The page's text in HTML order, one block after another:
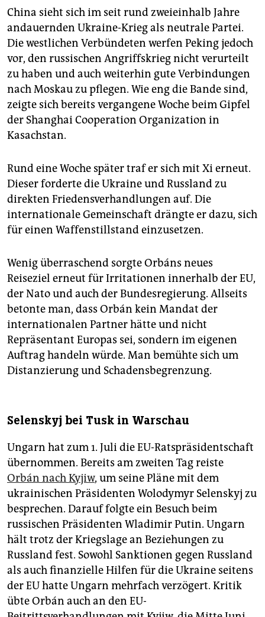
China sieht sich im seit rund zweieinhalb Jahre
andauernden Ukraine-Krieg als neutrale Partei.
Die westlichen Verbündeten werfen Peking jedoch
vor, den russischen Angriffskrieg nicht verurteilt
zu haben und auch weiterhin gute Verbindungen
nach Moskau zu pflegen. Wie eng die Bande sind,
zeigte sich bereits vergangene Woche beim Gipfel
der Shanghai Cooperation Organization in
Kasachstan.
Rund eine Woche später traf er sich mit Xi erneut.
Dieser forderte die Ukraine und Russland zu
direkten Friedensverhandlungen auf. Die
internationale Gemeinschaft drängte er dazu, sich
für einen Waffenstillstand einzusetzen.
Wenig überraschend sorgte Orbáns neues
Reiseziel erneut für Irritationen innerhalb der EU,
der Nato und auch der Bundesregierung. Allseits
betonte man, dass Orbán kein Mandat der
internationalen Partner hätte und nicht
Repräsentant Europas sei, sondern im eigenen
Auftrag handeln würde. Man bemühte sich um
Distanzierung und Schadensbegrenzung.
Selenskyj bei Tusk in Warschau
Ungarn hat zum 1. Juli die EU-Ratspräsidentschaft
übernommen. Bereits am zweiten Tag reiste
Orbán nach Kyjiw, um seine Pläne mit dem
ukrainischen Präsidenten Wolodymyr Selenskyj zu
besprechen. Darauf folgte ein Besuch beim
russischen Präsidenten Wladimir Putin. Ungarn
hält trotz der Kriegslage an Beziehungen zu
Russland fest. Sowohl Sanktionen gegen Russland
als auch finanzielle Hilfen für die Ukraine seitens
der EU hatte Ungarn mehrfach verzögert. Kritik
übte Orbán auch an den EU-